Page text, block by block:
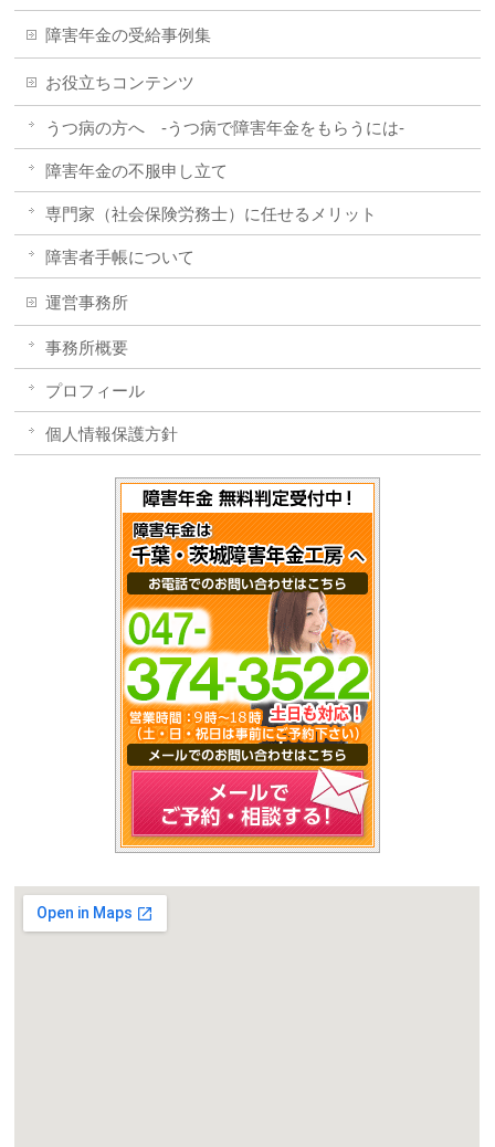
障害年金の受給事例集
お役立ちコンテンツ
うつ病の方へ -うつ病で障害年金をもらうには-
障害年金の不服申し立て
専門家（社会保険労務士）に任せるメリット
障害者手帳について
運営事務所
事務所概要
プロフィール
個人情報保護方針